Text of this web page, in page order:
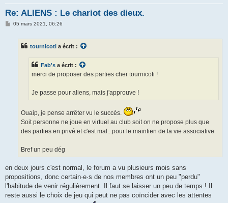
Re: ALIENS : Le chariot des dieux.
M05 mars 2021, 06:26
tournicoti a écrit :
Fab's a écrit :
merci de proposer des parties cher tournicoti !
Je passe pour aliens, mais j'approuve !
Ouaip, je pense arrêter vu le succès.
Soit personne ne joue en virtuel au club soit on ne propose plus que
des parties en privé et c'est mal...pour le maintien de la vie associative
Bref un peu dég
en deux jours c'est normal, le forum a vu plusieurs mois sans
propositions, donc certain·e·s de nos membres ont un peu "perdu"
l'habitude de venir régulièrement. Il faut se laisser un peu de temps ! Il
reste aussi le choix de jeu qui peut ne pas coïncider avec les attentes